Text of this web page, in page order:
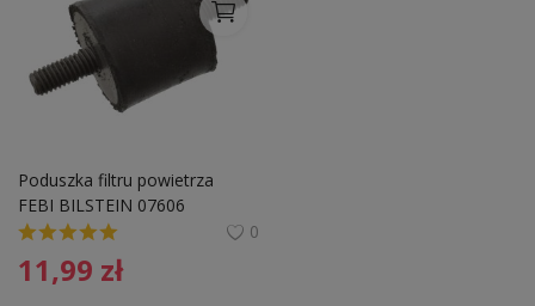
Poduszka filtru powietrza
FEBI BILSTEIN 07606
1169880511
0
11,99 zł